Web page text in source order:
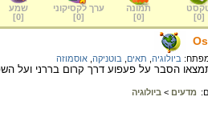
[
0
]
תמונה
[
0
]
ערך לקסיקוני
[
0
]
שמע
[
0
]
ביולוגיה תאים בוטניקה אוסמוזה
הסבר על פעפוע דרך קרום בררני ועל
מדעים > ביולוגיה